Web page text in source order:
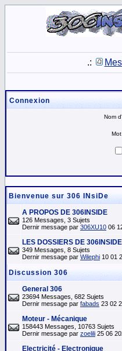
.:
Connexion
Nom
Bienvenue sur 306 INsiDe
A PROPOS DE 306INSIDE
126 Messages, 3 Sujets
Dernir message par 306XU10 06
LES DOSSIERS DE 306INSIDE
349 Messages, 8 Sujets
Dernir message par Wilephi 10 01
Discussion 306
General 306
23694 Messages, 682 Sujets
Dernir message par fabads 23 02
Moteur - Mécanique
158443 Messages, 10763 Sujets
Dernir message par zoelili 25 06
Electricité - Electronique